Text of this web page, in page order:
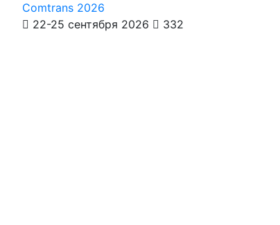
Comtrans 2026
22-25 сентября 2026
332